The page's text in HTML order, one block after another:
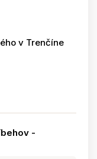
v Trenčíne
-